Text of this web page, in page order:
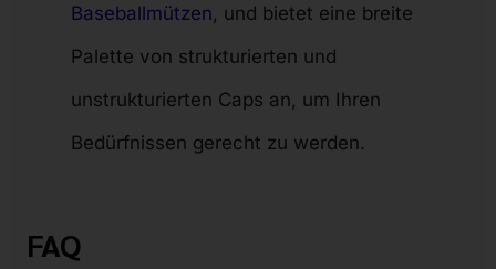
Baseballmützen , und bietet eine breite
Palette von strukturierten und
unstrukturierten Caps an, um Ihren
Bedürfnissen gerecht zu werden.
FAQ